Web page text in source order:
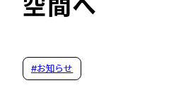
空間へ
#お知らせ